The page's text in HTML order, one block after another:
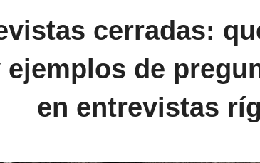
cerradas:
ejemplos de
en entrevistas